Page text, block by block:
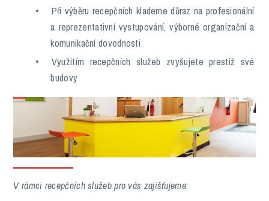
Při výběru recepčních klademe důraz na profesionální
a reprezentativní vystupování, výborné organizační a
komunikační dovednosti
Využitím recepčních služeb zvyšujete prestiž své
budovy
V rámci recepčních služeb pro vás zajišťujeme: